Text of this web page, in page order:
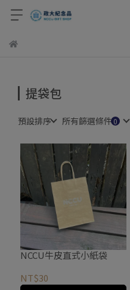
提袋包
預設排序 所有篩選條件
NCCU牛皮直式小紙袋
NT$30